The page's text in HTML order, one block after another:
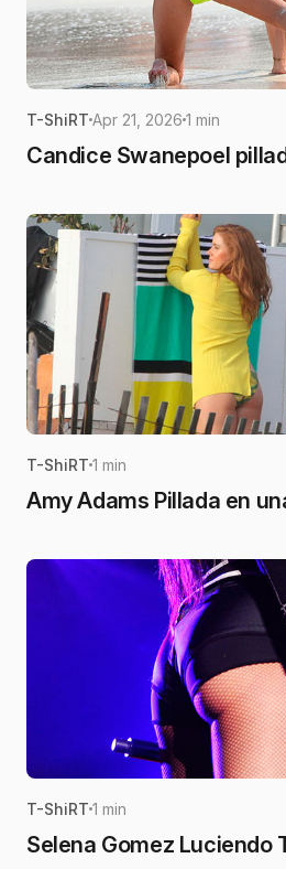
T-ShiRT Apr 21, 2026 1 min
Candice Swanepoel
T-ShiRT 1 min
Amy Adams Pillada en
T-ShiRT 1 min
Selena Gomez Luciendo